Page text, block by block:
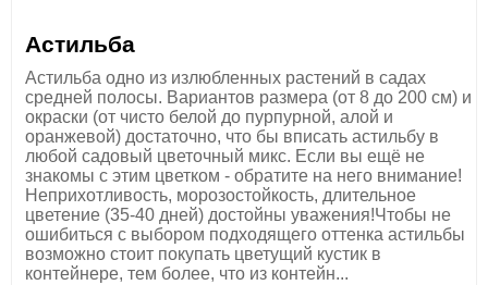
Астильба
Астильба одно из излюбленных растений в садах
средней полосы. Вариантов размера (от 8 до 200 см) и
окраски (от чисто белой до пурпурной, алой и
оранжевой) достаточно, что бы вписать астильбу в
любой садовый цветочный микс. Если вы ещё не
знакомы с этим цветком - обратите на него внимание!
Неприхотливость, морозостойкость, длительное
цветение (35-40 дней) достойны уважения!Чтобы не
ошибиться с выбором подходящего оттенка астильбы
возможно стоит покупать цветущий кустик в
контейнере, тем более, что из контейн...